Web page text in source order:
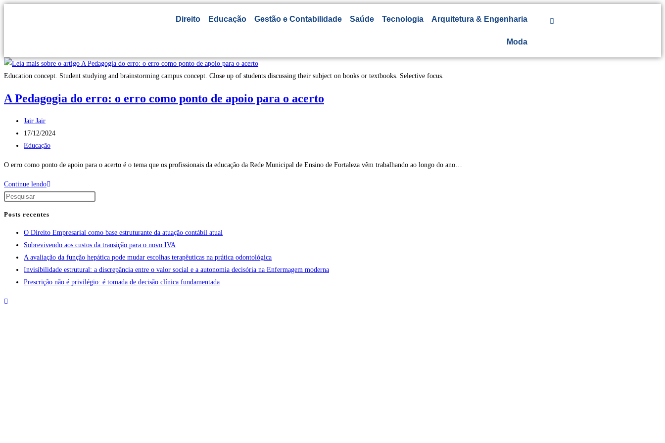
Direito Educação Gestão e Contabilidade Saúde Tecnologia Arquitetura & Engenharia
Moda
Education concept. Student studying and brainstorming campus concept. Close up of students discussing their subject on books or textbooks. Selective focus.
A Pedagogia do erro: o erro como ponto de apoio para o acerto
Jair Jair
17/12/2024
Educação
O erro como ponto de apoio para o acerto é o tema que os profissionais da educação da Rede Municipal de Ensino de Fortaleza vêm trabalhando ao longo do ano…
Continue lendo
Posts recentes
O Direito Empresarial como base estruturante da atuação contábil atual
Sobrevivendo aos custos da transição para o novo IVA
A avaliação da função hepática pode mudar escolhas terapêuticas na prática odontológica
Invisibilidade estrutural: a discrepância entre o valor social e a autonomia decisória na Enfermagem moderna
Prescrição não é privilégio: é tomada de decisão clínica fundamentada